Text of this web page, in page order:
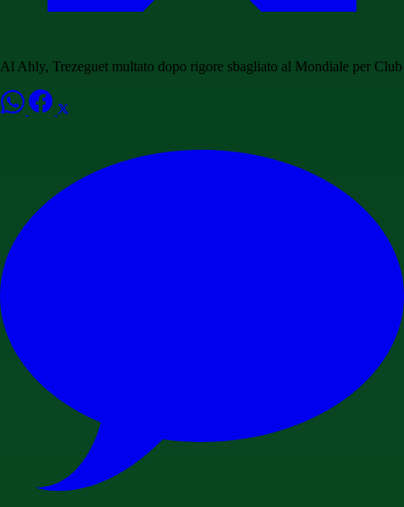
Al Ahly, Trezeguet multato dopo rigore sbagliato al Mondiale per Club